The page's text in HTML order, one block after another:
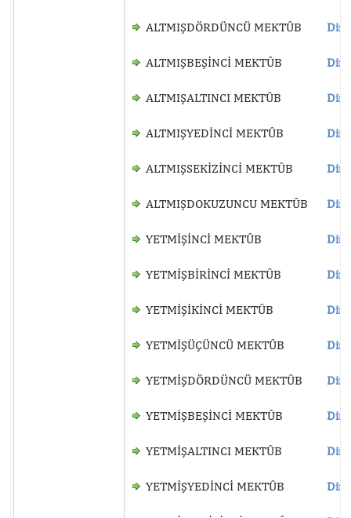
ALTMIŞDÖRDÜNCÜ MEKTÛB
ALTMIŞBEŞİNCİ MEKTÛB
ALTMIŞALTINCI MEKTÛB
ALTMIŞYEDİNCİ MEKTÛB
ALTMIŞSEKİZİNCİ MEKTÛB
ALTMIŞDOKUZUNCU MEKTÛB
YETMİŞİNCİ MEKTÛB
YETMİŞBİRİNCİ MEKTÛB
YETMİŞİKİNCİ MEKTÛB
YETMİŞÜÇÜNCÜ MEKTÛB
YETMİŞDÖRDÜNCÜ MEKTÛB
YETMİŞBEŞİNCİ MEKTÛB
YETMİŞALTINCI MEKTÛB
YETMİŞYEDİNCİ MEKTÛB